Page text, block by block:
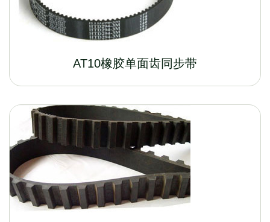
AT10橡胶单面齿同步带